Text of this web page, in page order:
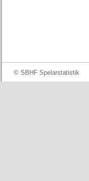
© SBHF Spelarstatistik